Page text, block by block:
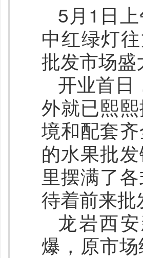
5月1日
中红绿灯
批发市场
开业首日
外就已熙
境和配套
的水果批
里摆满了
待着前来
龙岩西
爆，原市